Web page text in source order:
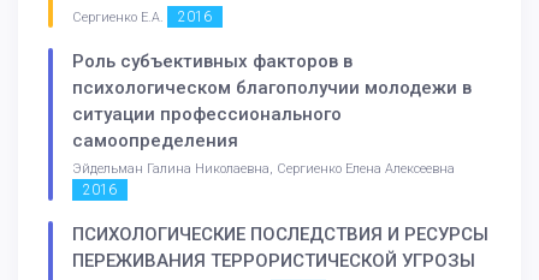
Сергиенко Е.А. 2016
Роль субъективных факторов в
психологическом благополучии молодежи в
ситуации профессионального
самоопределения
Эйдельман Галина Николаевна, Сергиенко Елена Алексеевна
2016
ПСИХОЛОГИЧЕСКИЕ ПОСЛЕДСТВИЯ И РЕСУРСЫ
ПЕРЕЖИВАНИЯ ТЕРРОРИСТИЧЕСКОЙ УГРОЗЫ